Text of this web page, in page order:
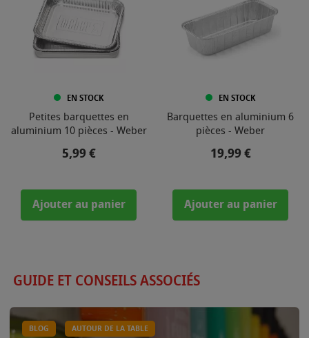
EN STOCK
Petites barquettes en
aluminium 10 pièces - Weber
Prix
5,99 €
Ajouter au panier
EN STOCK
Barquettes en aluminium 6
pièces - Weber
Prix
19,99 €
Ajouter au panier
GUIDE ET CONSEILS ASSOCIÉS
BLOG AUTOUR DE LA TABLE